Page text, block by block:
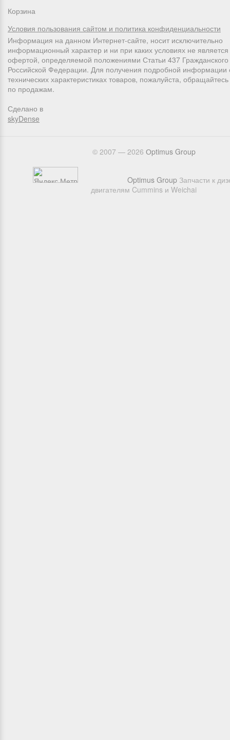
Корзина
Условия пользования сайтом и политика конфиденциальности
Информация на данном Интернет-сайте, носит исключительно
информационный характер и ни при каких условиях не
офертой, определяемой положениями Статьи 437 Гражданского
Российской Федерации. Для получения подробной информации
технических характеристиках товаров, пожалуйста,
по продажам.
Сделано в
skyDense
© 2007 — 2026 Оptimus Group
Optimus Group Запчасти к
двигателям Cummins и Weichai